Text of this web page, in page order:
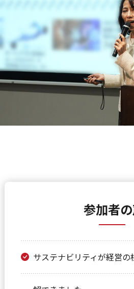
参加者
サステナビリティが経営